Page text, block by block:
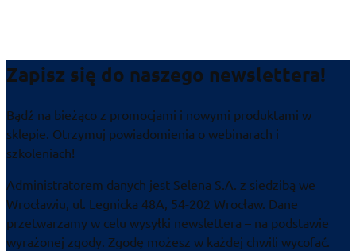
Zapisz się do naszego newslettera!
Bądź na bieżąco z promocjami i nowymi produktami w
sklepie. Otrzymuj powiadomienia o webinarach i
szkoleniach!
Administratorem danych jest Selena S.A. z siedzibą we
Wrocławiu, ul. Legnicka 48A, 54-202 Wrocław. Dane
przetwarzamy w celu wysyłki newslettera – na podstawie
wyrażonej zgody. Zgodę możesz w każdej chwili wycofać.